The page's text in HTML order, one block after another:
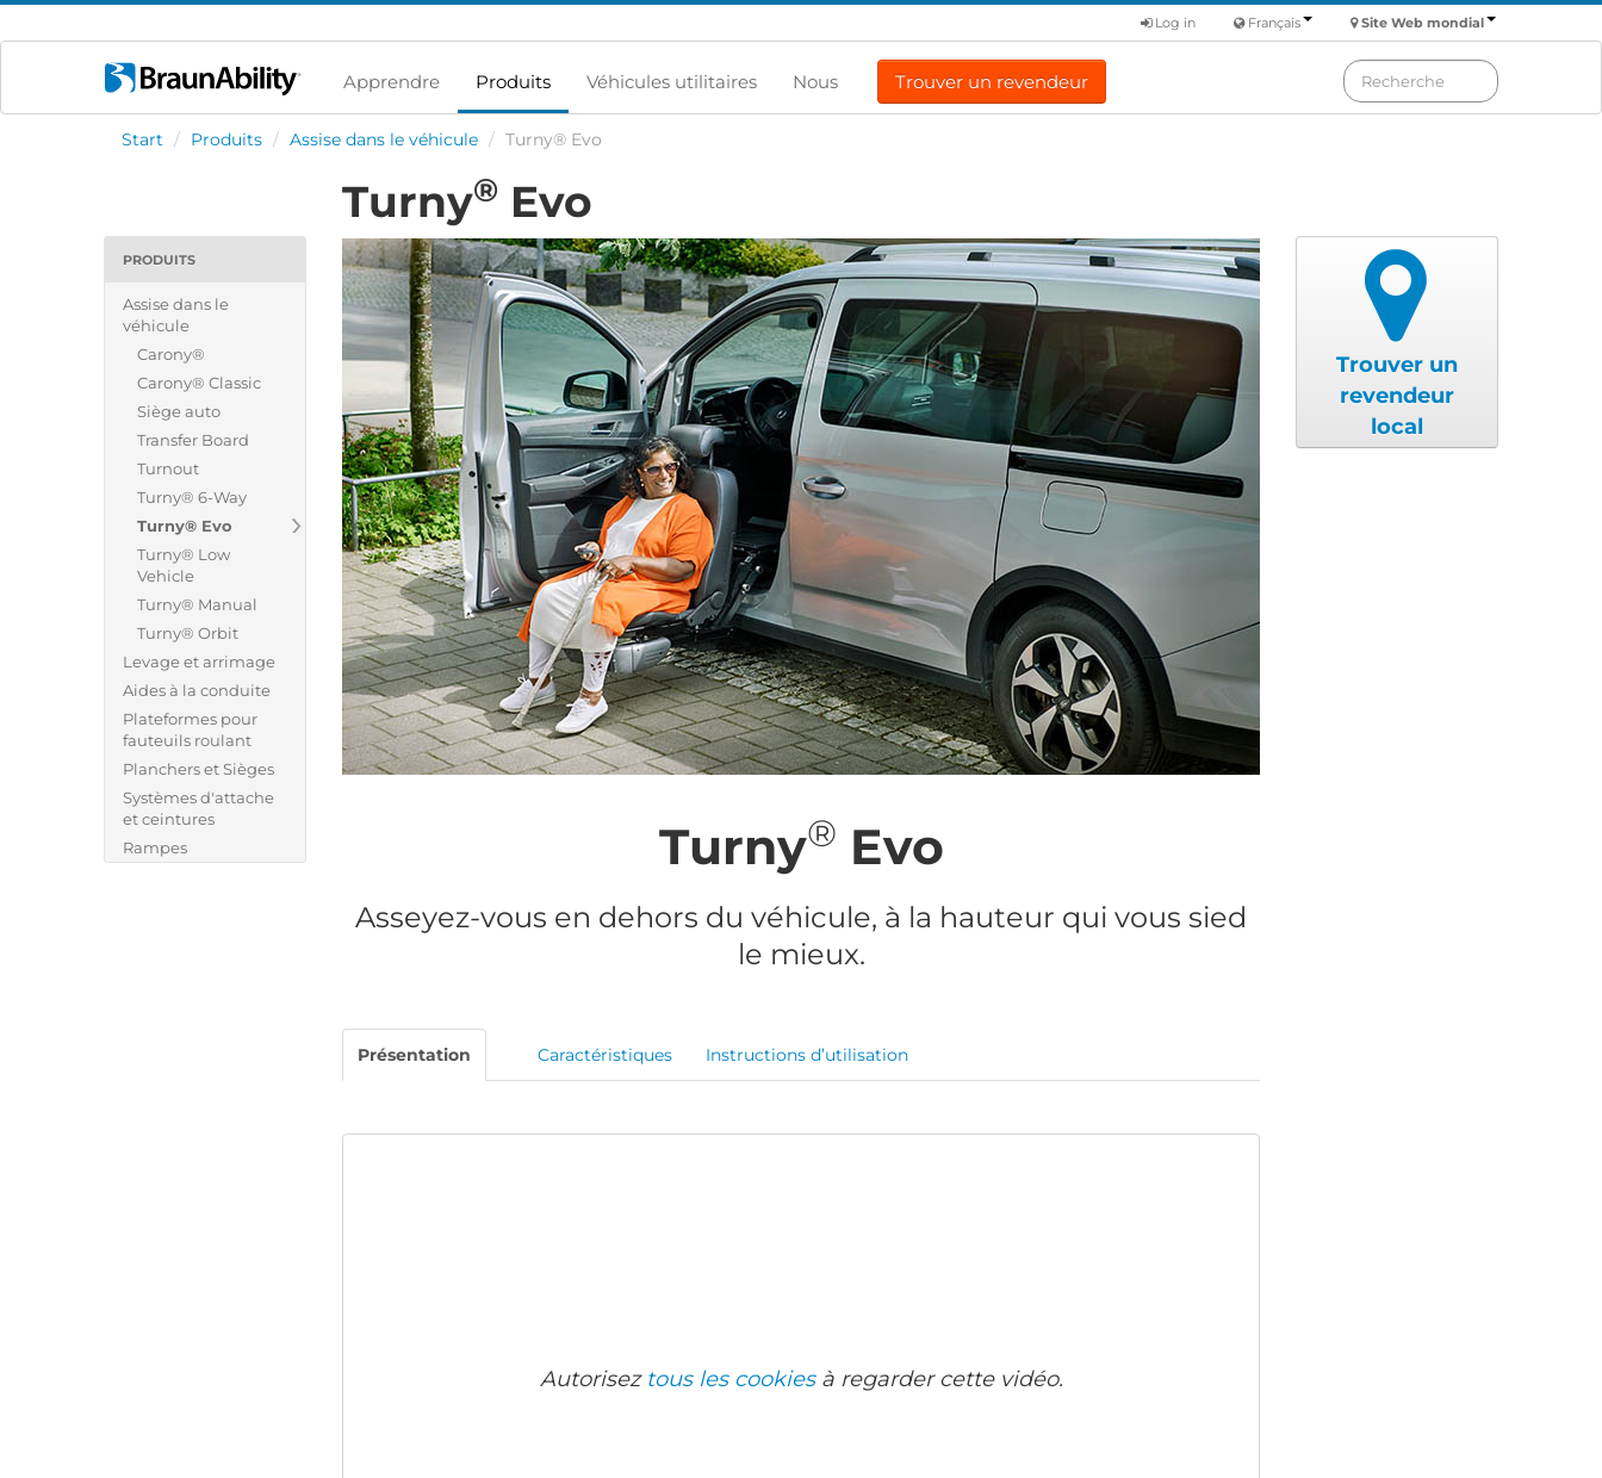
Site Web mondial
Français
Log in
Apprendre Produits Véhicules utilitaires Nous Trouver un revendeur
Start / Produits / Assise dans le véhicule / Turny® Evo
PRODUITS
Assise dans le
véhicule
Carony®
Carony® Classic
Siège auto
Transfer Board
Turnout
Turny® 6-Way
Turny® Evo
Turny® Low
Vehicle
Turny® Manual
Turny® Orbit
Levage et arrimage
Aides à la conduite
Plateformes pour
fauteuils roulant
Planchers et Sièges
Systèmes d'attache
et ceintures
Rampes
Turny® Evo
Turny® Evo
Asseyez-vous en dehors du véhicule, à la hauteur qui vous sied
le mieux.
Présentation Caractéristiques Instructions d’utilisation
Autorisez tous les cookiesà regarder cette vidéo.
Trouver un
revendeur
local